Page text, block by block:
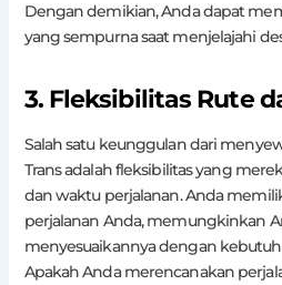
Dengan demikian, Anda dapat
yang sempurna saat menjelajahi
3. Fleksibilitas Rute
Salah satu keunggulan dari
Trans adalah fleksibilitas yang
dan waktu perjalanan. Anda
perjalanan Anda, memungkinkan
menyesuaikannya dengan
Apakah Anda merencanakan